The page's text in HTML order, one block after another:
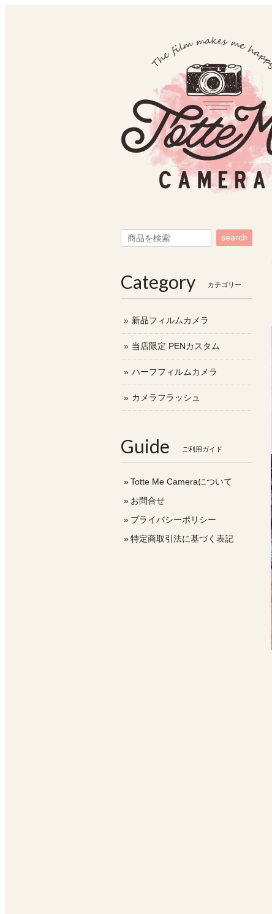
search
Category カテゴリー
新品フィルムカメラ
当店限定 PENカスタム
ハーフフィルムカメラ
カメラフラッシュ
Guide ご利用ガイド
Totte Me Cameraについて
お問合せ
プライバシーポリシー
特定商取引法に基づく表記